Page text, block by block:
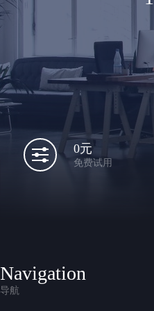
0元
免费试用
Navigation
导航